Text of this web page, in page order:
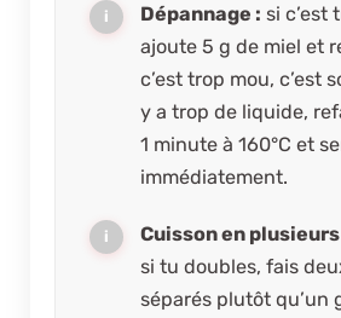
Dépannage : si c’est
ajoute 5 g de miel et
c’est trop mou, c’est
y a trop de liquide,
1 minute à 160°C et
immédiatement.
Cuisson en
si tu doubles, fais
séparés plutôt qu’un